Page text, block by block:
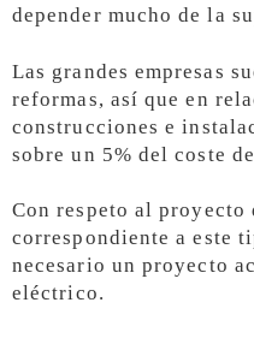
depender mucho de la
Las grandes empresas
reformas, así que en
construcciones e
sobre un 5% del coste
Con respeto al proyecto
correspondiente a este
necesario un proyecto
eléctrico.